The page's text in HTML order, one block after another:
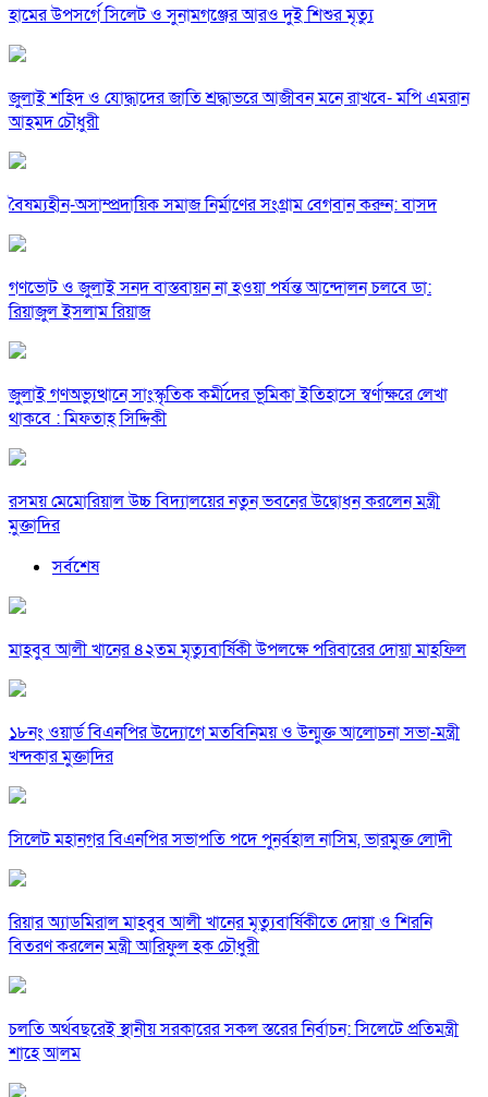
হামের উপসর্গে সিলেট ও সুনামগঞ্জের আরও দুই শিশুর মৃত্যু
জুলাই শহিদ ও যোদ্ধাদের জাতি শ্রদ্ধাভরে আজীবন মনে রাখবে- মপি এমরান
আহমদ চৌধুরী
বৈষম্যহীন-অসাম্প্রদায়িক সমাজ নির্মাণের সংগ্রাম বেগবান করুন: বাসদ
গণভোট ও জুলাই সনদ বাস্তবায়ন না হওয়া পর্যন্ত আন্দোলন চলবে ডা:
রিয়াজুল ইসলাম রিয়াজ
জুলাই গণঅভ্যুত্থানে সাংস্কৃতিক কর্মীদের ভূমিকা ইতিহাসে স্বর্ণাক্ষরে লেখা
থাকবে : মিফতাহ্ সিদ্দিকী
রসময় মেমোরিয়াল উচ্চ বিদ্যালয়ের নতুন ভবনের উদ্বোধন করলেন মন্ত্রী
মুক্তাদির
সর্বশেষ
মাহবুব আলী খানের ৪২তম মৃত্যুবার্ষিকী উপলক্ষে পরিবারের দোয়া মাহফিল
১৮নং ওয়ার্ড বিএনপির উদ্যোগে মতবিনিময় ও উন্মুক্ত আলোচনা সভা-মন্ত্রী
খন্দকার মুক্তাদির
সিলেট মহানগর বিএনপির সভাপতি পদে পুনর্বহাল নাসিম, ভারমুক্ত লোদী
রিয়ার অ্যাডমিরাল মাহবুব আলী খানের মৃত্যুবার্ষিকীতে দোয়া ও শিরনি
বিতরণ করলেন মন্ত্রী আরিফুল হক চৌধুরী
চলতি অর্থবছরেই স্থানীয় সরকারের সকল স্তরের নির্বাচন: সিলেটে প্রতিমন্ত্রী
শাহে আলম